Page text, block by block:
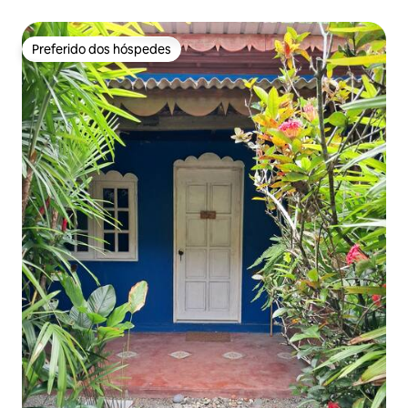
Preferido dos hóspedes
Preferido dos hóspedes